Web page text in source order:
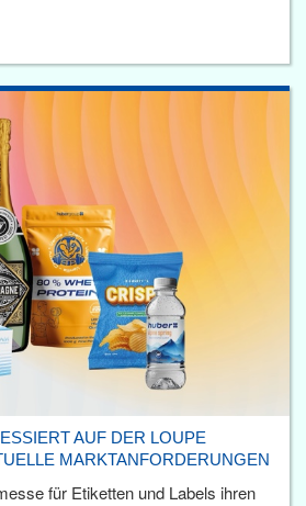
AUF DER LOUPE
MARKTANFORDERUNGEN
für Etiketten und Labels ihren